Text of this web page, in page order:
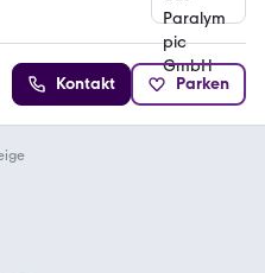
Kontakt Parken